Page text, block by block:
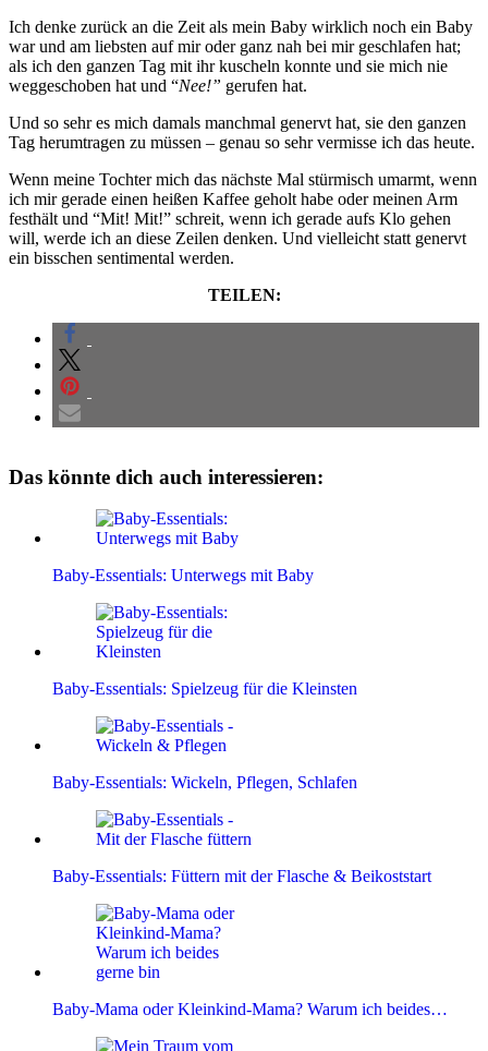
Ich denke zurück an die Zeit als mein Baby wirklich noch ein Baby
war und am liebsten auf mir oder ganz nah bei mir geschlafen hat;
als ich den ganzen Tag mit ihr kuscheln konnte und sie mich nie
weggeschoben hat und “Nee!” gerufen hat.
Und so sehr es mich damals manchmal genervt hat, sie den ganzen
Tag herumtragen zu müssen – genau so sehr vermisse ich das heute.
Wenn meine Tochter mich das nächste Mal stürmisch umarmt, wenn
ich mir gerade einen heißen Kaffee geholt habe oder meinen Arm
festhält und “Mit! Mit!” schreit, wenn ich gerade aufs Klo gehen
will, werde ich an diese Zeilen denken. Und vielleicht statt genervt
ein bisschen sentimental werden.
TEILEN:
Das könnte dich auch interessieren:
Baby-Essentials: Unterwegs mit Baby
Baby-Essentials: Spielzeug für die Kleinsten
Baby-Essentials: Wickeln, Pflegen, Schlafen
Baby-Essentials: Füttern mit der Flasche & Beikoststart
Baby-Mama oder Kleinkind-Mama? Warum ich beides…